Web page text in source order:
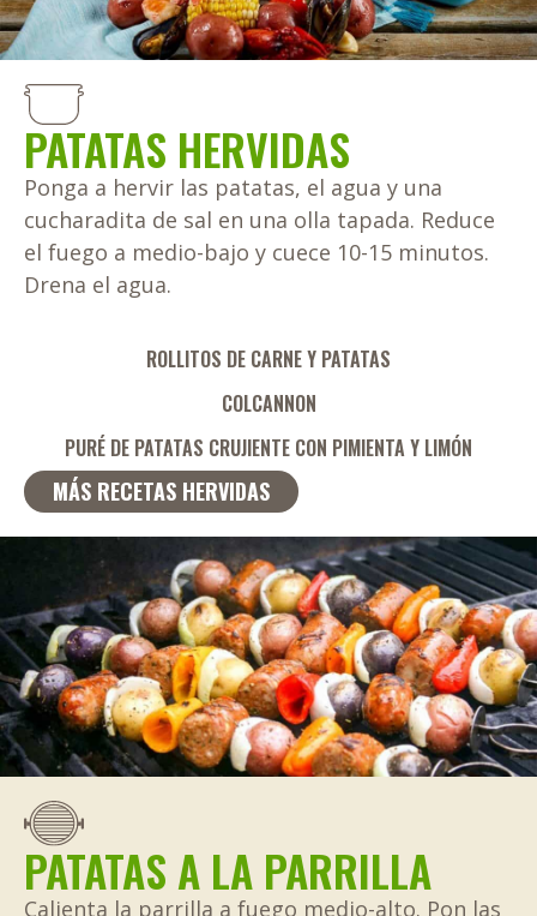
PATATAS HERVIDAS
Ponga a hervir las patatas, el agua y una
cucharadita de sal en una olla tapada. Reduce
el fuego a medio-bajo y cuece 10-15 minutos.
Drena el agua.
ROLLITOS DE CARNE Y PATATAS
COLCANNON
PURÉ DE PATATAS CRUJIENTE CON PIMIENTA Y LIMÓN
MÁS RECETAS HERVIDAS
PATATAS A LA PARRILLA
Calienta la parrilla a fuego medio-alto. Pon las